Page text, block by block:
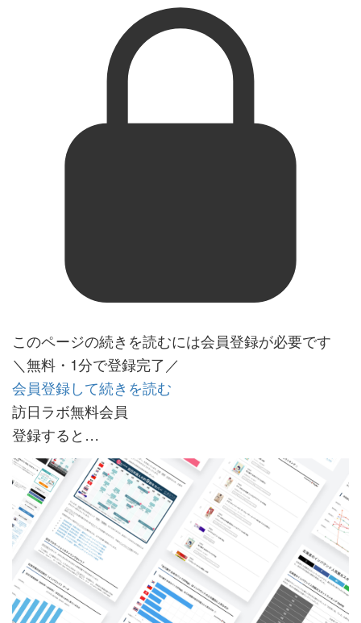
このページの続きを読むには会員登録が必要です
＼無料・1分で登録完了／
会員登録して続きを読む
訪日ラボ無料会員
登録すると…